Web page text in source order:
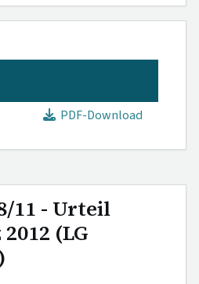
PDF-Download
11 - Urteil
(LG